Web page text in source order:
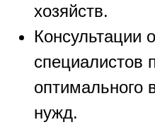
хозяйств.
Консультации
специалистов
оптимального
нужд.